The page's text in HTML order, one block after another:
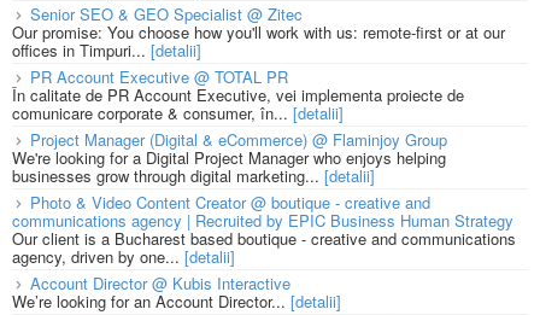
Senior SEO & GEO Specialist @ Zitec
Our promise: You choose how you'll work with us: remote-first or at our
offices in Timpuri... [detalii]
PR Account Executive @ TOTAL PR
În calitate de PR Account Executive, vei implementa proiecte de
comunicare corporate & consumer, în... [detalii]
Project Manager (Digital & eCommerce) @ Flaminjoy Group
We're looking for a Digital Project Manager who enjoys helping
businesses grow through digital marketing... [detalii]
Photo & Video Content Creator @ boutique - creative and
communications agency | Recruited by EPIC Business Human Strategy
Our client is a Bucharest based boutique - creative and communications
agency, driven by one... [detalii]
Account Director @ Kubis Interactive
We’re looking for an Account Director... [detalii]